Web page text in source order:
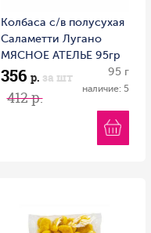
Колбаса с/в полусухая
Саламетти Лугано
МЯСНОЕ АТЕЛЬЕ 95гр
1/20 Россия
356 р. за шт
412 р.
95 г
наличие: 5